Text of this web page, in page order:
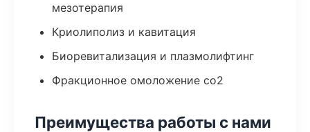
мезотерапия
Криолиполиз и кавитация
Биоревитализация и плазмолифтинг
Фракционное омоложение co2
Преимущества работы с нами